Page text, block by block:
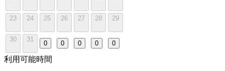
23 24 25 26 27 28 29
30 31
0 0 0 0 0
利用可能時間